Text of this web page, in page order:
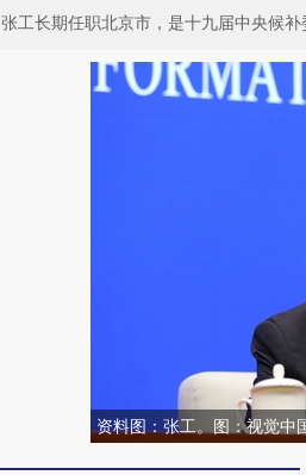
张工长期任职北京市，是十九届中央候
资料图：张工。图：视觉中